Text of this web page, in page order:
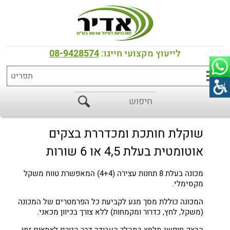
לייעוץ מקצועי חייגו:08-9428574
כל המוצרים>שקילה, חיתוך וכדרור בצק
דגם SVI
שוקלת חותכת ומכדררת בצקים
אוטומטית בעלת 4,5 או 6 שורות
מכונה בעלת 8 תחנות עצירה (4+4) המאפשרת טווח משקל
מקסימלי.
המכונה כוללת מסך מגע לקביעת כל הפרמטרים של המכונה
(משקל, לחץ, כדרור ומקמחות) ללא צורך בכיוון מכאני.